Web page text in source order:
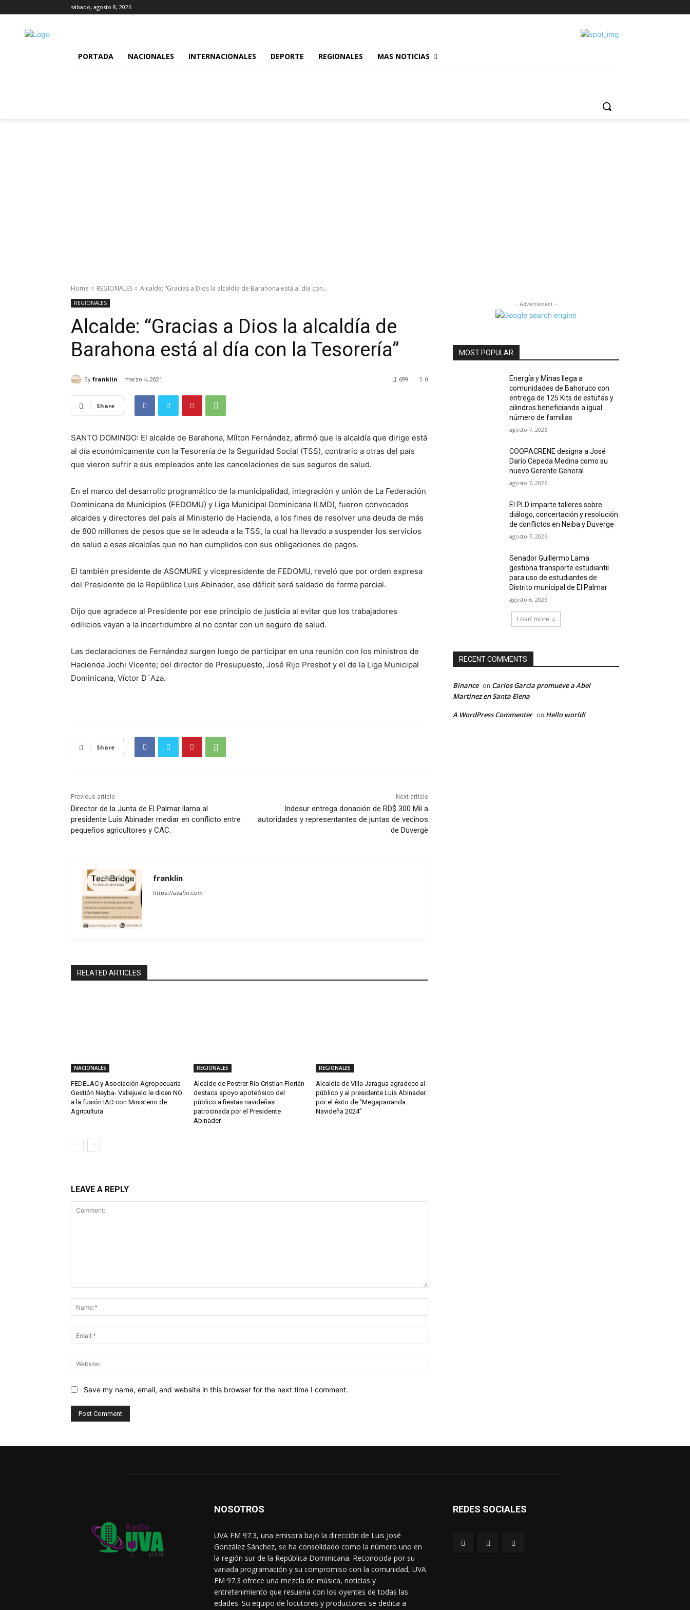
sábado, agosto 8, 2026
PORTADA NACIONALES INTERNACIONALES DEPORTE REGIONALES MAS NOTICIAS
Home REGIONALES Alcalde: “Gracias a Dios la alcaldía de Barahona está al día con...
REGIONALES
Alcalde: “Gracias a Dios la alcaldía de
Barahona está al día con la Tesorería”
By franklin marzo 4, 2021 0
699
Share
SANTO DOMINGO: El alcalde de Barahona, Mílton Fernández, afirmó que la alcaldía que dirige está
al día económicamente con la Tesorería de la Seguridad Social (TSS), contrario a otras del país
que vieron sufrir a sus empleados ante las cancelaciones de sus seguros de salud.
En el marco del desarrollo programático de la municipalidad, integración y unión de La Federación
Dominicana de Municipios (FEDOMU) y Liga Municipal Dominicana (LMD), fueron convocados
alcaldes y directores del país al Ministerio de Hacienda, a los fines de resolver una deuda de más
de 800 millones de pesos que se le adeuda a la TSS, la cual ha llevado a suspender los servicios
de salud a esas alcaldías que no han cumplidos con sus obligaciones de pagos.
El también presidente de ASOMURE y vicepresidente de FEDOMU, reveló que por orden expresa
del Presidente de la República Luis Abinader, ese déficit será saldado de forma parcial.
Dijo que agradece al Presidente por ese principio de justicia al evitar que los trabajadores
edilicios vayan a la incertidumbre al no contar con un seguro de salud.
Las declaraciones de Fernández surgen luego de participar en una reunión con los ministros de
Hacienda Jochi Vicente; del director de Presupuesto, José Rijo Presbot y el de la Liga Municipal
Dominicana, Víctor D´Aza.
Share
Previous article
Director de la Junta de El Palmar llama al
presidente Luis Abinader mediar en conflicto entre
pequeños agricultores y CAC.
Next article
Indesur entrega donación de RD$ 300 Mil a
autoridades y representantes de juntas de vecinos
de Duvergè
franklin
https://uvafm.com
RELATED ARTICLES
NACIONALES
FEDELAC y Asociación Agropecuaria
Gestión Neyba- Vallejuelo le dicen NO
a la fusión IAD con Ministerio de
Agricultura
REGIONALES
Alcalde de Postrer Rio Cristian Florián
destaca apoyo apoteósico del
público a fiestas navideñas
patrocinada por el Presidente
Abinader
REGIONALES
Alcaldía de Villa Jaragua agradece al
público y al presidente Luis Abinader
por el éxito de “Megaparranda
Navideña 2024”
LEAVE A REPLY
Save my name, email, and website in this browser for the next time I comment.
- Advertisment -
MOST POPULAR
Energía y Minas llega a
comunidades de Bahoruco con
entrega de 125 Kits de estufas y
cilindros beneficiando a igual
número de familias
agosto 7, 2026
COOPACRENE designa a José
Darío Cepeda Medina como su
nuevo Gerente General
agosto 7, 2026
El PLD imparte talleres sobre
diálogo, concertación y resolución
de conflictos en Neiba y Duverge
agosto 7, 2026
Senador Guillermo Lama
gestiona transporte estudiantil
para uso de estudiantes de
Distrito municipal de El Palmar
agosto 6, 2026
Load more
RECENT COMMENTS
Binance on Carlos García promueve a Abel
Martínez en Santa Elena
A WordPress Commenter on Hello world!
NOSOTROS
UVA FM 97.3, una emisora bajo la dirección de Luis José
González Sánchez, se ha consolidado como la número uno en
la región sur de la República Dominicana. Reconocida por su
variada programación y su compromiso con la comunidad, UVA
FM 97.3 ofrece una mezcla de música, noticias y
entretenimiento que resuena con los oyentes de todas las
edades. Su equipo de locutores y productores se dedica a
REDES SOCIALES